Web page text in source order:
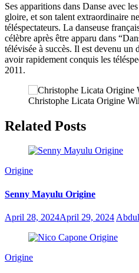
Ses apparitions dans Danse avec
gloire, et son talent extraordinaire
téléspectateurs. La danseuse
célèbre après être apparu dans
télévisée à succès. Il est devenu un
avoir rapidement conquis les
2011.
Christophe Licata Origine
Related Posts
Origine
Senny Mayulu Origine
April 28, 2024April 29, 2024
Origine